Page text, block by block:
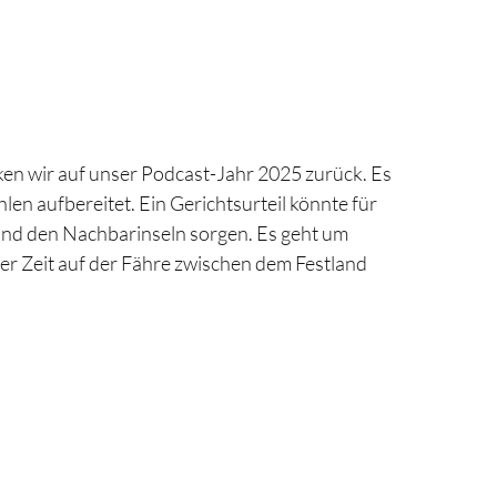
wir auf unser Podcast-Jahr 2025 zurück. Es
aufbereitet. Ein Gerichtsurteil könnte für
den Nachbarinseln sorgen. Es geht um
Zeit auf der Fähre zwischen dem Festland